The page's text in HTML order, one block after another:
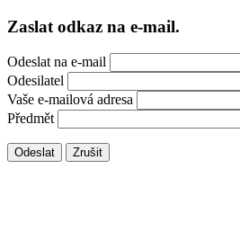
Zaslat odkaz na e-mail.
Odeslat na e-mail
Odesilatel
Vaše e-mailová adresa
Předmět